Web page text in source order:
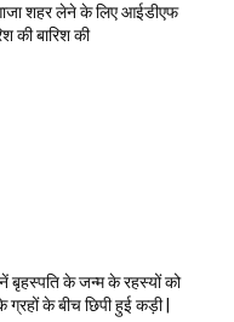
शहर लेने के लिए आईडीएफ
की बारिश की
बृहस्पति के जन्म के रहस्यों को
के बीच छिपी हुई कड़ी |